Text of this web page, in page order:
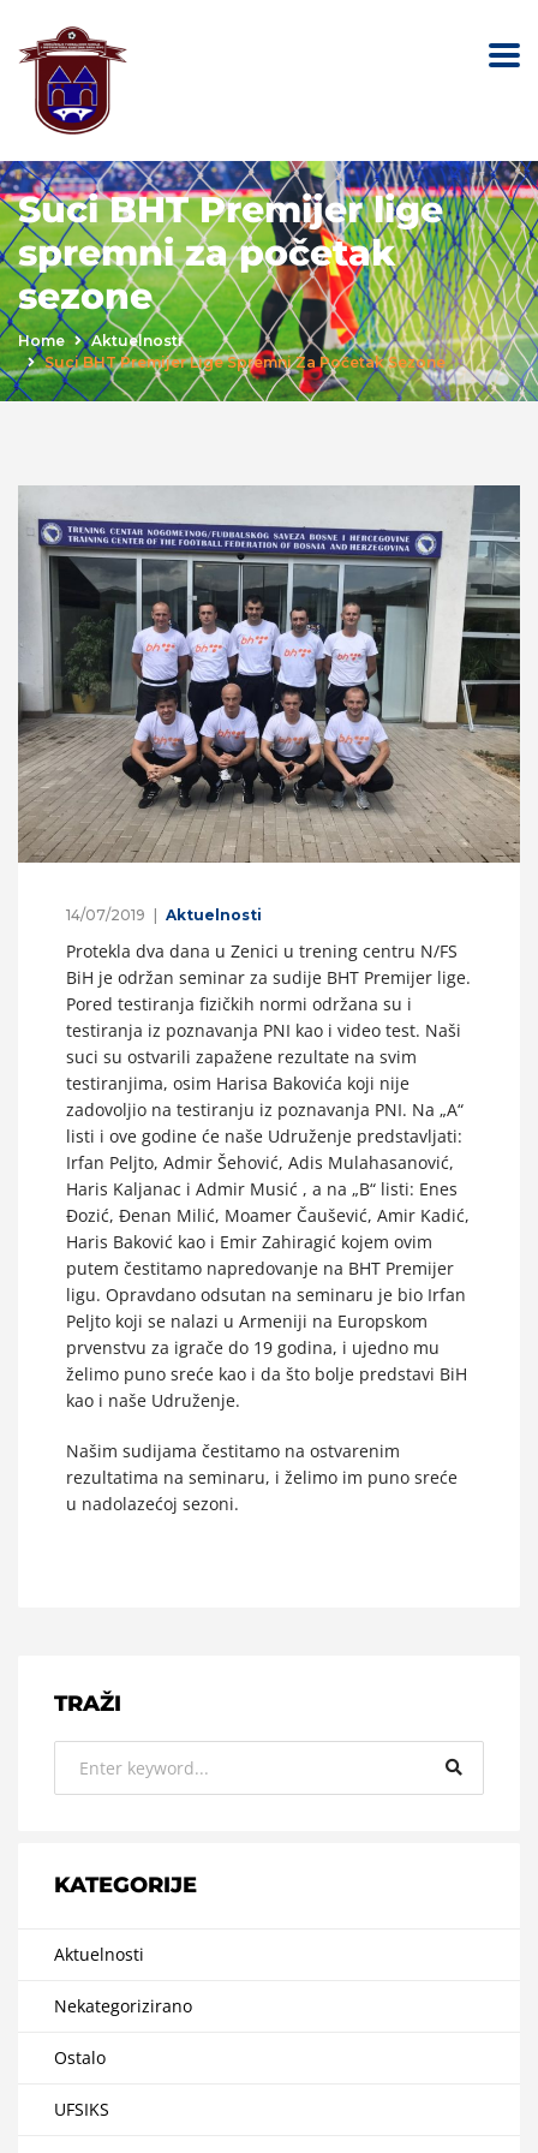
Suci BHT Premijer lige
spremni za početak
sezone
Home
Aktuelnosti
Suci BHT Premijer Lige Spremni Za Početak Sezone
14/07/2019 Aktuelnosti
Protekla dva dana u Zenici u trening centru N/FS
BiH je održan seminar za sudije BHT Premijer lige.
Pored testiranja fizičkih normi održana su i
testiranja iz poznavanja PNI kao i video test. Naši
suci su ostvarili zapažene rezultate na svim
testiranjima, osim Harisa Bakovića koji nije
zadovoljio na testiranju iz poznavanja PNI. Na „A“
listi i ove godine će naše Udruženje predstavljati:
Irfan Peljto, Admir Šehović, Adis Mulahasanović,
Haris Kaljanac i Admir Musić , a na „B“ listi: Enes
Đozić, Đenan Milić, Moamer Čaušević, Amir Kadić,
Haris Baković kao i Emir Zahiragić kojem ovim
putem čestitamo napredovanje na BHT Premijer
ligu. Opravdano odsutan na seminaru je bio Irfan
Peljto koji se nalazi u Armeniji na Europskom
prvenstvu za igrače do 19 godina, i ujedno mu
želimo puno sreće kao i da što bolje predstavi BiH
kao i naše Udruženje.
Našim sudijama čestitamo na ostvarenim
rezultatima na seminaru, i želimo im puno sreće
u nadolazećoj sezoni.
TRAŽI
KATEGORIJE
Aktuelnosti
Nekategorizirano
Ostalo
UFSIKS